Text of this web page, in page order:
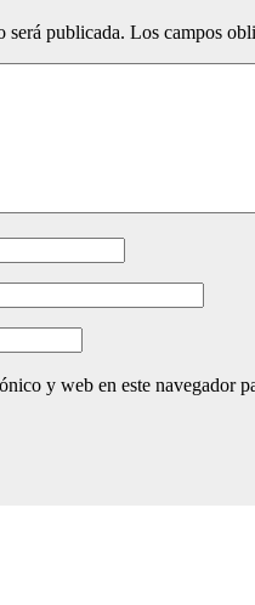
será publicada. Los campos
y web en este navegador